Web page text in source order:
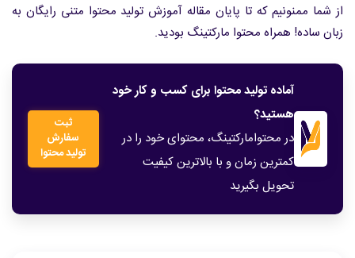
از شما ممنونیم که تا پایان مقاله آموزش تولید محتوا متنی رایگان به
زبان ساده! همراه محتوا مارکتینگ بودید.
آماده تولید محتوا برای کسب و کار خود
هستید؟
در محتوامارکتینگ، محتوای خود را در
کمترین زمان و با بالاترین کیفیت
تحویل بگیرید
ثبت
سفارش
تولید محتوا